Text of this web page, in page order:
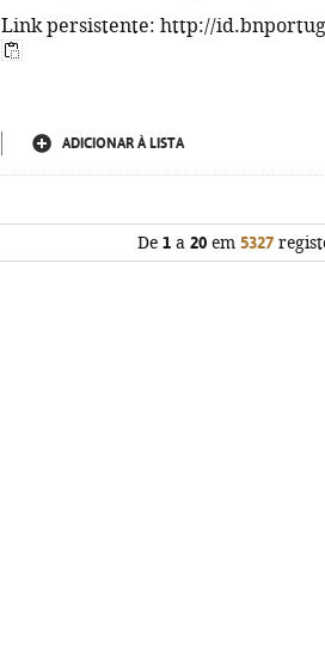
Link persistente: http://
ADICIONAR À LISTA
De 1a 20em 5327